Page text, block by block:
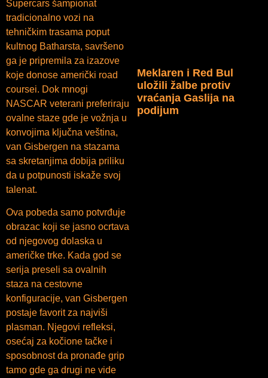
Supercars šampionat
tradicionalno vozi na
tehničkim trasama poput
kultnog Batharsta, savršeno
ga je pripremila za izazove
koje donose američki road
coursei. Dok mnogi
NASCAR veterani preferiraju
ovalne staze gde je vožnja u
konvojima ključna veština,
van Gisbergen na stazama
sa skretanjima dobija priliku
da u potpunosti iskaže svoj
talenat.
Ova pobeda samo potvrđuje
obrazac koji se jasno ocrtava
od njegovog dolaska u
američke trke. Kada god se
serija preseli sa ovalnih
staza na cestovne
konfiguracije, van Gisbergen
postaje favorit za najviši
plasman. Njegovi refleksi,
osećaj za kočione tačke i
sposobnost da pronađe grip
tamo gde ga drugi ne vide
Meklaren i Red Bul
uložili žalbe protiv
vraćanja Gaslija na
podijum